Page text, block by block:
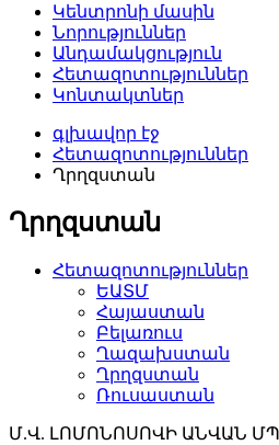
Կենտրոնի մասին
Նորություններ
Անդամակցություն
Հետազոտություններ
Կոնտակտներ
գլխավոր էջ
Հետազոտություններ
Ղրղզստան
Ղրղզստան
Հետազոտություններ
ԵԱՏՄ
Հայաստան
Բելառուս
Ղազախստան
Ղրղզստան
Ռուսաստան
Մ.Վ. ԼՈՄՈՆՈՍՈՎԻ ԱՆՎԱՆ